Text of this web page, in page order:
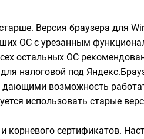
Версия браузера для
ОС с урезанным
остальных ОС
налоговой под
дающими возможность
использовать старые
корневого сертификатов.